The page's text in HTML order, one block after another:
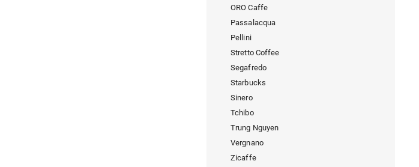
ORO Caffe
Passalacqua
Pellini
Stretto Coffee
Segafredo
Starbucks
Sinero
Tchibo
Trung Nguyen
Vergnano
Zicaffe